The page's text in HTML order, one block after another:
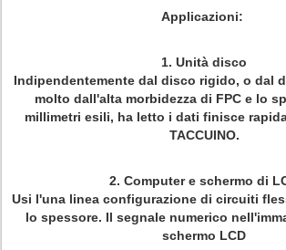
Applicazioni:
1. Unità disco
Indipendentemente dal disco rigido, o dal
molto dall'alta morbidezza di FPC e lo
millimetri esili, ha letto i dati finisce
TACCUINO.
2. Computer e schermo di
Usi l'una linea configurazione di circuiti
lo spessore. Il segnale numerico
schermo LCD